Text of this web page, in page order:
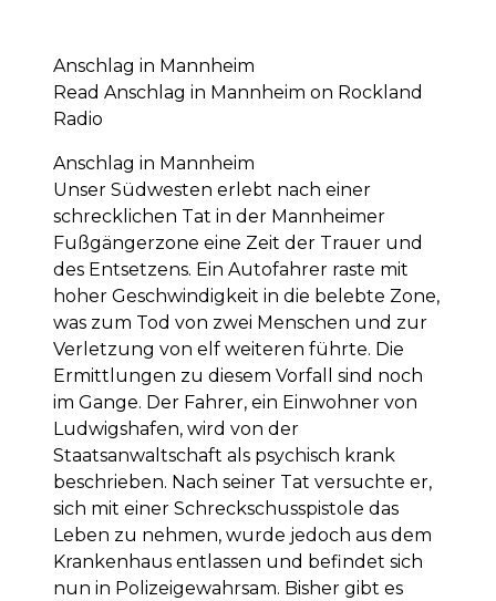
Anschlag in Mannheim
Read Anschlag in Mannheim on Rockland
Radio
Anschlag in Mannheim
Unser Südwesten erlebt nach einer
schrecklichen Tat in der Mannheimer
Fußgängerzone eine Zeit der Trauer und
des Entsetzens. Ein Autofahrer raste mit
hoher Geschwindigkeit in die belebte Zone,
was zum Tod von zwei Menschen und zur
Verletzung von elf weiteren führte. Die
Ermittlungen zu diesem Vorfall sind noch
im Gange. Der Fahrer, ein Einwohner von
Ludwigshafen, wird von der
Staatsanwaltschaft als psychisch krank
beschrieben. Nach seiner Tat versuchte er,
sich mit einer Schreckschusspistole das
Leben zu nehmen, wurde jedoch aus dem
Krankenhaus entlassen und befindet sich
nun in Polizeigewahrsam. Bisher gibt es